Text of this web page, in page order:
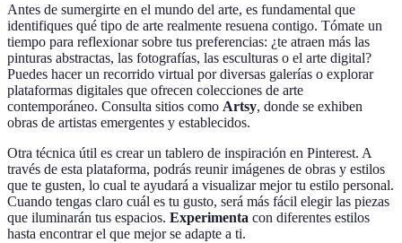
Antes de sumergirte en el mundo del arte, es fundamental que
identifiques qué tipo de arte realmente resuena contigo. Tómate un
tiempo para reflexionar sobre tus preferencias: ¿te atraen más las
pinturas abstractas, las fotografías, las esculturas o el arte digital?
Puedes hacer un recorrido virtual por diversas galerías o explorar
plataformas digitales que ofrecen colecciones de arte
contemporáneo. Consulta sitios como Artsy, donde se exhiben
obras de artistas emergentes y establecidos.
Otra técnica útil es crear un tablero de inspiración en Pinterest. A
través de esta plataforma, podrás reunir imágenes de obras y estilos
que te gusten, lo cual te ayudará a visualizar mejor tu estilo personal.
Cuando tengas claro cuál es tu gusto, será más fácil elegir las piezas
que iluminarán tus espacios. Experimenta con diferentes estilos
hasta encontrar el que mejor se adapte a ti.